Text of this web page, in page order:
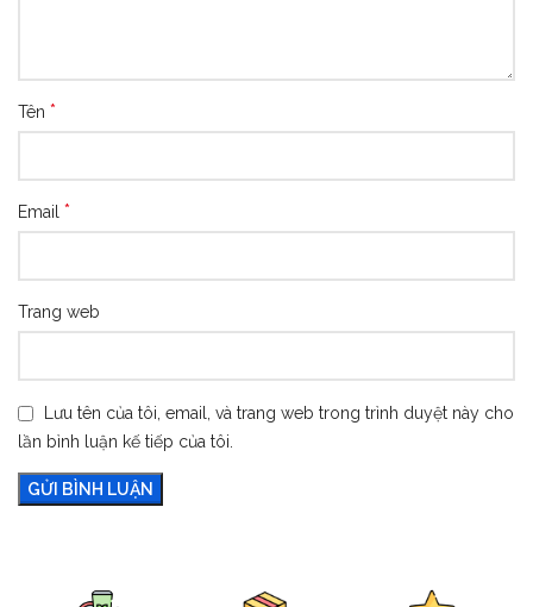
Tên *
Email *
Trang web
Lưu tên của tôi, email, và trang web trong trình duyệt này cho
lần bình luận kế tiếp của tôi.